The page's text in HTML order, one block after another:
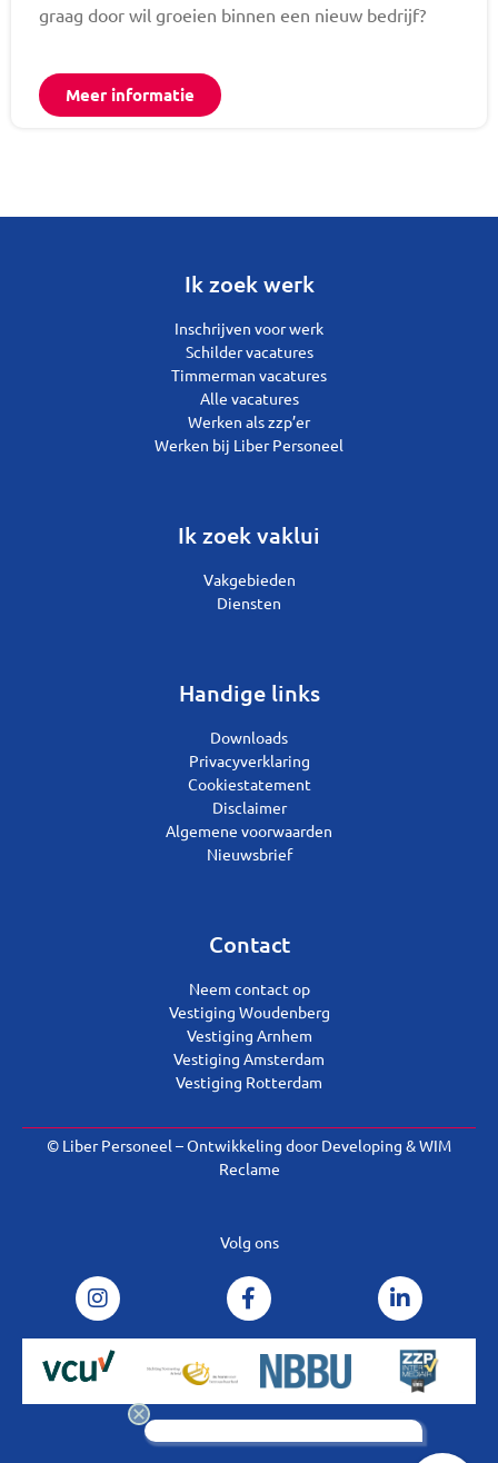
graag door wil groeien binnen een nieuw bedrijf?
Meer informatie
Ik zoek werk
Inschrijven voor werk
Schilder vacatures
Timmerman vacatures
Alle vacatures
Werken als zzp’er
Werken bij Liber Personeel
Ik zoek vaklui
Vakgebieden
Diensten
Handige links
Downloads
Privacyverklaring
Cookiestatement
Disclaimer
Algemene voorwaarden
Nieuwsbrief
Contact
Neem contact op
Vestiging Woudenberg
Vestiging Arnhem
Vestiging Amsterdam
Vestiging Rotterdam
© Liber Personeel – Ontwikkeling doorDeveloping &WIM
Reclame
Volg ons